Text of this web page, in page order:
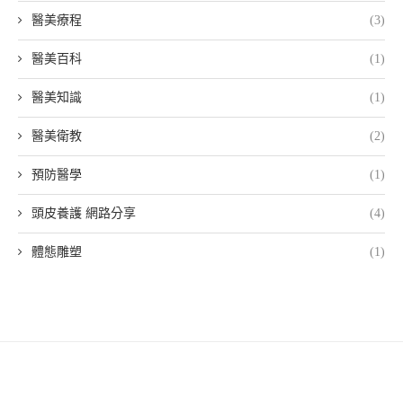
醫美療程 (3)
醫美百科 (1)
醫美知識 (1)
醫美衛教 (2)
預防醫學 (1)
頭皮養護 網路分享 (4)
體態雕塑 (1)